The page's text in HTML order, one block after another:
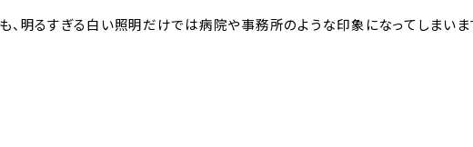
明るすぎる白い照明だけでは病院や事務所のような印象になってしまいま